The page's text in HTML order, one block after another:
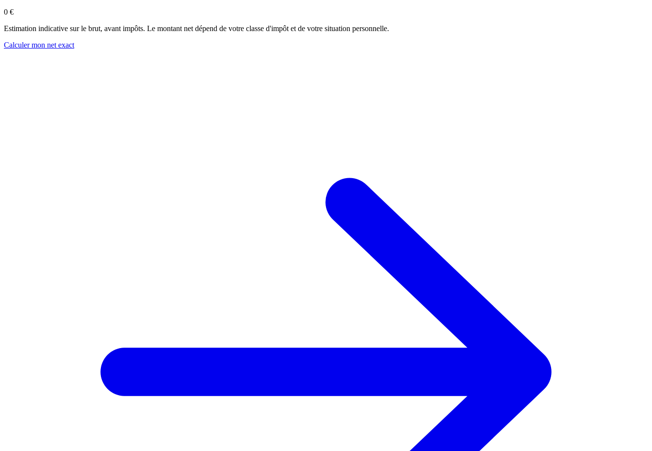
0 €
Estimation indicative sur le brut, avant impôts. Le montant net dépend de votre classe d'impôt et de votre situation personnelle.
Calculer mon net exact